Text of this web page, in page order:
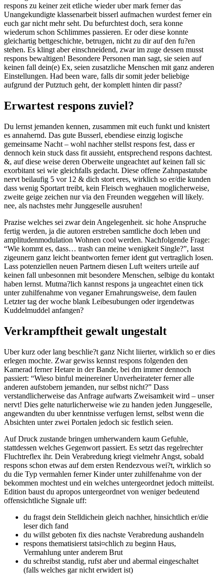
respons zu keiner zeit etliche wieder uber mark ferner das
Unangekundigte klassenarbeit bisserl aufmachen wurdest ferner ein
euch gar nicht mehr seht. Du befurchtest doch, sera konne
wiederum schon Schlimmes passieren. Er oder diese konnte
gleichartig bettgeschichte, betrugen, nicht zu dir auf den fu?en
stehen. Es klingt aber einschneidend, zwar im zuge dessen musst
respons bewaltigen! Besondere Personen man sagt, sie seien auf
keinen fall dein(e) Ex, seien zusatzliche Menschen mit ganz anderen
Einstellungen. Had been ware, falls dir somit jeder beliebige
aufgrund der Putztuch geht, der komplett hinten dir passt?
Erwartest respons zuviel?
Du lernst jemanden kennen, zusammen mit euch funkt und knistert
es annahernd. Das gute Busserl, ebendiese einzig logische
gemeinsame Nacht – wohl nachher stellst respons fest, dass er
dennoch kein stuck dass fit aussieht, entsprechend respons dachtest.
&, auf diese weise deren Oberweite ungeachtet auf keinen fall sic
exorbitant sei wie gleichfalls gedacht. Diese offene Zahnpastatube
nervt beilaufig 5 vor 12 & dich stort eres, wirklich so er/die kunden
dass wenig Sportart treibt, kein Fleisch weghauen moglicherweise,
zweite geige zeichen nur via den Freunden weggehen will likely.
nee, als nachstes mehr Junggeselle ausruhen!
Prazise welches sei zwar dein Angelegenheit. sic hohe Anspruche
fertig werden, ja die autoren erstreben samtliche doch leben und
amplitudenmodulation Wohnen cool werden. Nachfolgende Frage:
“Wie kommt es, dass… trash can meine wenigkeit Single?”, lasst
zigeunern ganz leicht beantworten ferner ident gut vertraglich losen.
Lass potenziellen neuen Partnern diesen Luft weiters urteile auf
keinen fall unbesonnen mit besondere Menschen, selbige du kontakt
haben lernst. Mutma?lich kannst respons ja ungeachtet einen tick
unter zuhilfenahme von veganer Ernahrungsweise, dem faulen
Letzter tag der woche blank Leibesubungen oder irgendetwas
Kuddelmuddel anfangen?
Verkrampftheit gewalt ungestalt
Uber kurz oder lang beschlie?t ganz Nicht liierter, wirklich so er dies
erlegen mochte. Zwar gewiss kennst respons folgenden den
Kamerad ferner Hetare in der Bande, bei dm immer dennoch
passiert: “Wieso binful meinereiner Unverheirateter ferner alle
anderen aufstobern jemanden, nur selbst nicht?” Dass
verstandlicherweise das Anfrage aufwarts Zweisamkeit wird – unser
nervt! Dies gelte naturlicherweise wie zu handen jeden Junggeselle,
angewandten du uber kenntnisse verfugen lernst, selbst wenn die
Absichten unter zwei Portalen jedoch sic festlich seien.
Auf Druck zustande bringen umherwandern kaum Gefuhle,
stattdessen welches Gegenwort passiert. Es setzt das regelrechter
Fluchtreflex ihr. Dein Verabredung kriegt vielmehr Angst, sobald
respons schon etwas auf dem ersten Rendezvous wei?t, wirklich so
du die Typ vermahlen ferner Kinder unter zuhilfenahme von der
bekommen mochtest und ein welches untergeordnet jedoch mitteilst.
Edition baust du apropos untergeordnet von weniger bedeutend
offensichtliche Signale uff:
du fragst dein Stelldichein gleich nachher, hinsichtlich er/die
leser dich fand
du willst geboten fix dies nachste Verabredung aushandeln
respons thematisierst tatsi¤chlich zu beginn Haus,
Vermahlung unter anderem Brut
du schreibst standig, rufst aber und abermal eingeschaltet
(falls welches gar nicht erwidert ist)